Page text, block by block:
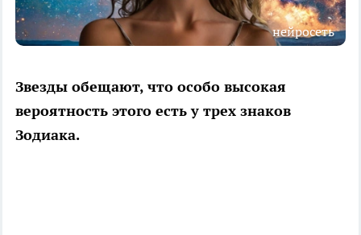
нейросеть
Звезды обещают, что особо высокая
вероятность этого есть у трех знаков
Зодиака.